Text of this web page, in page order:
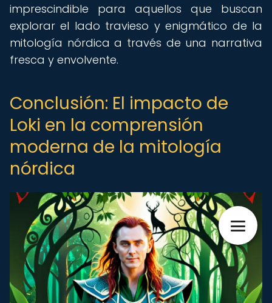
imprescindible para aquellos que buscan
explorar el lado travieso y enigmático de la
mitología nórdica a través de una narrativa
fresca y envolvente.
Conclusión: El impacto de
Loki en la comprensión
moderna de la mitología
nórdica